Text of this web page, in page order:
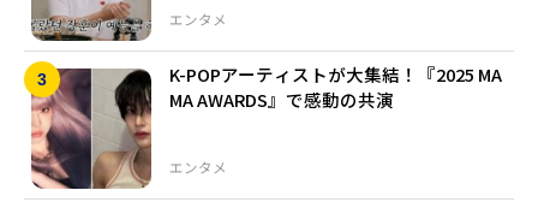
エンタメ
エンタメ
K-POPアーティストが大集結！『2025 MA
MA AWARDS』で感動の共演